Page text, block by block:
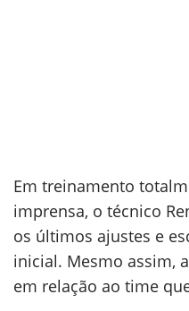
Em treinamento
imprensa, o técnico
os últimos ajustes e
inicial. Mesmo assim,
em relação ao time